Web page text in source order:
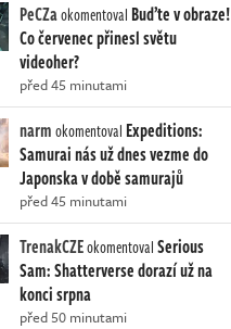
PeCZaokomentoval Buďte v obraze!
Co červenec přinesl světu
videoher?
před 45 minutami
narmokomentoval Expeditions:
Samurai nás už dnes vezme do
Japonska v době samurajů
před 45 minutami
TrenakCZEokomentovalSerious
Sam: Shatterverse dorazí už na
konci srpna
před 50 minutami